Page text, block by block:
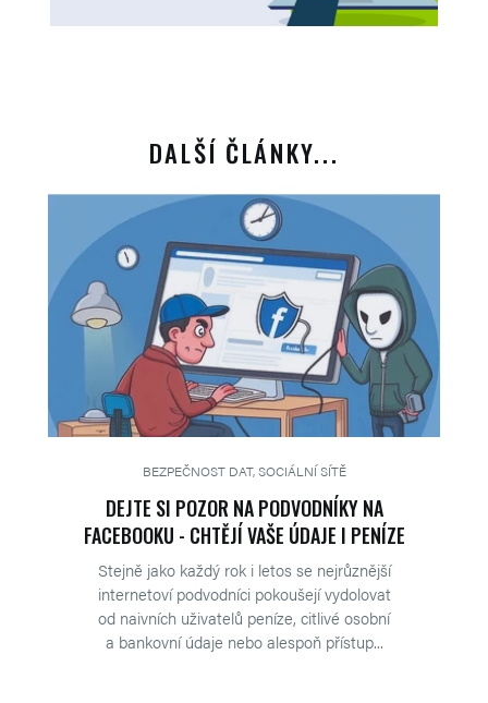
DALŠÍ ČLÁNKY...
BEZPEČNOST DAT, SOCIÁLNÍ SÍTĚ
DEJTE SI POZOR NA PODVODNÍKY NA
FACEBOOKU - CHTĚJÍ VAŠE ÚDAJE I PENÍZE
Stejně jako každý rok i letos se nejrůznější
internetoví podvodníci pokoušejí vydolovat
od naivních uživatelů peníze, citlivé osobní
a bankovní údaje nebo alespoň přístup...